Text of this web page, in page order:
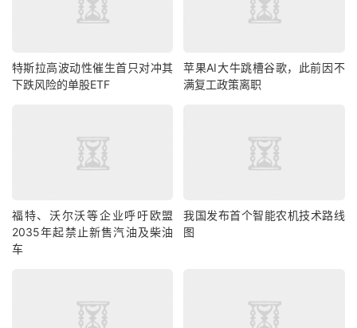
特斯拉高波动性催生首只对冲其
下跌风险的单股ETF
苹果AI大牛跳槽谷歌，此前因不
满复工政策离职
福特、沃尔沃等企业呼吁欧盟
2035年起禁止新售汽油及柴油
车
我国发布首个智能农机技术路线
图